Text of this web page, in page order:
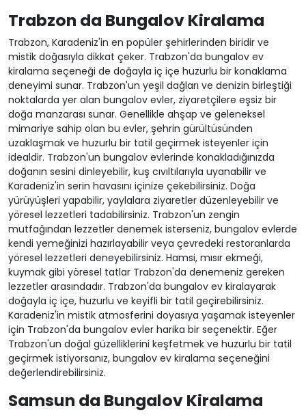
Trabzon da Bungalov Kiralama
Trabzon, Karadeniz'in en popüler şehirlerinden biridir ve
mistik doğasıyla dikkat çeker. Trabzon'da bungalov ev
kiralama seçeneği de doğayla iç içe huzurlu bir konaklama
deneyimi sunar. Trabzon'un yeşil dağları ve denizin birleştiği
noktalarda yer alan bungalov evler, ziyaretçilere eşsiz bir
doğa manzarası sunar. Genellikle ahşap ve geleneksel
mimariye sahip olan bu evler, şehrin gürültüsünden
uzaklaşmak ve huzurlu bir tatil geçirmek isteyenler için
idealdir. Trabzon'un bungalov evlerinde konakladığınızda
doğanın sesini dinleyebilir, kuş cıvıltılarıyla uyanabilir ve
Karadeniz'in serin havasını içinize çekebilirsiniz. Doğa
yürüyüşleri yapabilir, yaylalara ziyaretler düzenleyebilir ve
yöresel lezzetleri tadabilirsiniz. Trabzon'un zengin
mutfağından lezzetler denemek isterseniz, bungalov evlerde
kendi yemeğinizi hazırlayabilir veya çevredeki restoranlarda
yöresel lezzetleri deneyebilirsiniz. Hamsi, mısır ekmeği,
kuymak gibi yöresel tatlar Trabzon'da denemeniz gereken
lezzetler arasındadır. Trabzon'da bungalov ev kiralayarak
doğayla iç içe, huzurlu ve keyifli bir tatil geçirebilirsiniz.
Karadeniz'in mistik atmosferini doyasıya yaşamak isteyenler
için Trabzon'da bungalov evler harika bir seçenektir. Eğer
Trabzon'un doğal güzelliklerini keşfetmek ve huzurlu bir tatil
geçirmek istiyorsanız, bungalov ev kiralama seçeneğini
değerlendirebilirsiniz.
Samsun da Bungalov Kiralama